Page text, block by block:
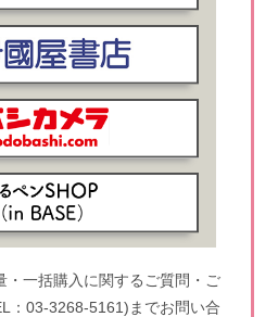
・一括購入に関するご質問・ご
：03-3268-5161)までお問い合